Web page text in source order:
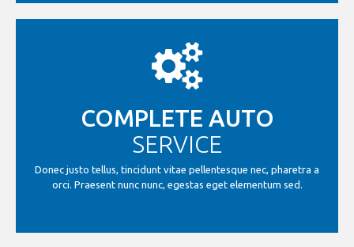
COMPLETE AUTO
SERVICE
Donec justo tellus, tincidunt vitae pellentesque nec, pharetra a
orci. Praesent nunc nunc, egestas eget elementum sed.